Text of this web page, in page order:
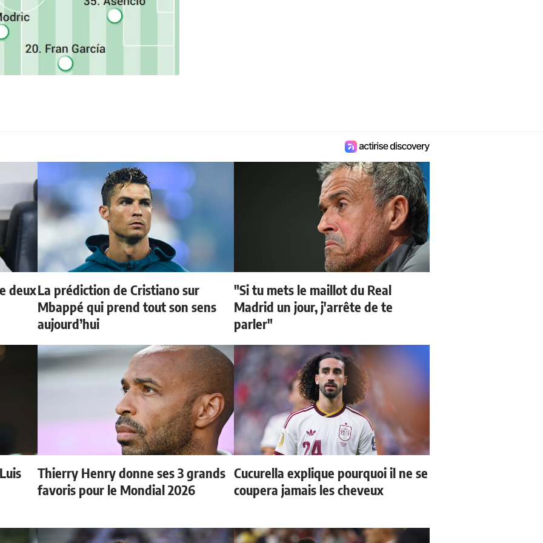
deuxLa prédiction de Cristiano sur
Mbappé qui prend tout son sens
aujourd’hui
"Si tu mets le maillot du Real
Madrid un jour, j'arrête de te
parler"
Thierry Henry donne ses 3 grands
favoris pour le Mondial 2026
Cucurella explique pourquoi il ne se
coupera jamais les cheveux